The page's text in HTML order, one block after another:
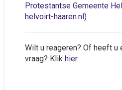
Protestantse Gemeente
helvoirt-haaren.nl)
Wilt u reageren? Of heeft
vraag? Klik hier.